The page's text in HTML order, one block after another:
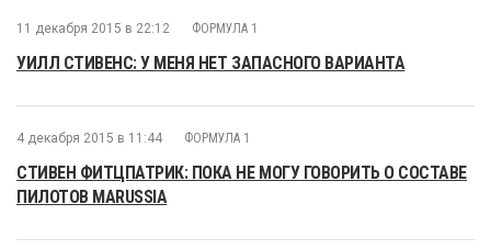
11 декабря 2015 в 22:12 ФОРМУЛА 1
УИЛЛ СТИВЕНС: У МЕНЯ НЕТ ЗАПАСНОГО ВАРИАНТА
4 декабря 2015 в 11:44 ФОРМУЛА 1
СТИВЕН ФИТЦПАТРИК: ПОКА НЕ МОГУ ГОВОРИТЬ О СОСТАВЕ
ПИЛОТОВ MARUSSIA